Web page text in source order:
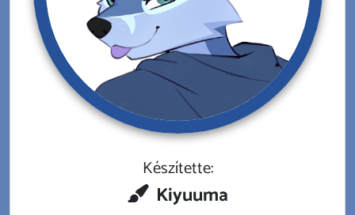
Készítette:
Kiyuuma